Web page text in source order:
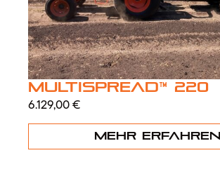
MultiSpread™ 220
6.129,00€
Mehr erfahren